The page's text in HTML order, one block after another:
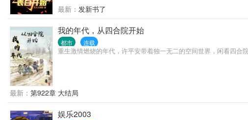
最新： 发新书了
我的年代，从四合院开始
都市 连载
重生激情燃烧的年代，许平安带着独一无二的空间世界，闲看四合
最新： 第922章 大结局
娱乐2003